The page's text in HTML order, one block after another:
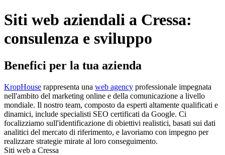
Siti web aziendali a Cressa:
consulenza e sviluppo
Benefici per la tua azienda
KropHouse rappresenta una web agency professionale impegnata
nell'ambito del marketing online e della comunicazione a livello
mondiale. Il nostro team, composto da esperti altamente qualificati e
dinamici, include specialisti SEO certificati da Google. Ci
focalizziamo sull'identificazione di obiettivi realistici, basati sui dati
analitici del mercato di riferimento, e lavoriamo con impegno per
realizzare strategie mirate al loro conseguimento.
Siti web a Cressa